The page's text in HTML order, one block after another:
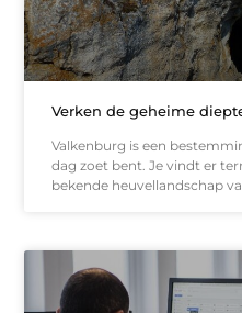
Verken de geheime
Valkenburg is een
dag zoet bent. Je vindt er
bekende heuvellandschap